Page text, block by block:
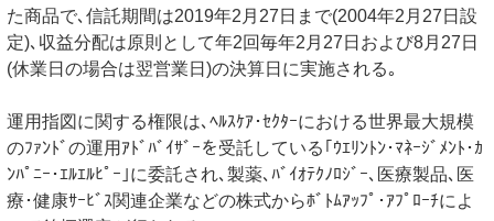
た商品で､信託期間は2019年2月27日まで(2004年2月27日設
定)､収益分配は原則として年2回毎年2月27日および8月27日
(休業日の場合は翌営業日)の決算日に実施される｡
運用指図に関する権限は､ﾍﾙｽｹｱ･ｾｸﾀｰにおける世界最大規模
のﾌｧﾝﾄﾞの運用ｱﾄﾞﾊﾞｲｻﾞｰを受託している｢ｳｴﾘﾝﾄﾝ･ﾏﾈｰｼﾞﾒﾝﾄ･ｶ
ﾝﾊﾟﾆｰ･ｴﾙｴﾙﾋﾟｰ｣に委託され､製薬､ﾊﾞｲｵﾃｸﾉﾛｼﾞｰ､医療製品､医
療･健康ｻｰﾋﾞｽ関連企業などの株式からﾎﾞﾄﾑｱｯﾌﾟ･ｱﾌﾟﾛｰﾁによ